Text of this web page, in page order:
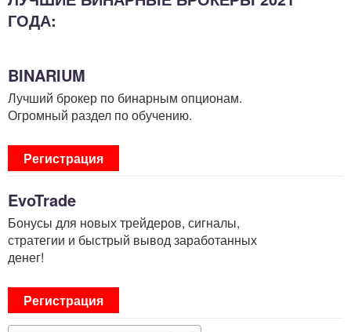
ГОДА:
BINARIUM
Лучший брокер по бинарным опционам.
Огромный раздел по обучению.
Регистрация
EvoTrade
Бонусы для новых трейдеров, сигналы,
стратегии и быстрый вывод заработанных
денег!
Регистрация